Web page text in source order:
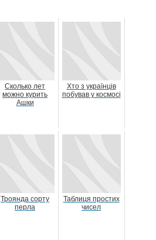
Сколько лет
можно курить
Ашки
Хто з українців
побував у космосі
Троянда сорту
перла
Таблиця простих
чисел